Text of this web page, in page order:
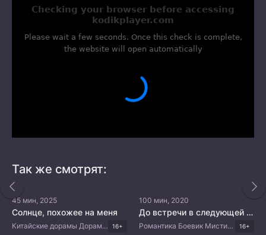
Так же смотрят:
45 мин, 2025
Солнце, похожее на меня
Китайские дорамы Дорамы 2025 Романтика 16+
100 мин, 2020
До встречи в следующей жизни
Романтика Боевик Мистика Триллер Тайские дорамы 16+